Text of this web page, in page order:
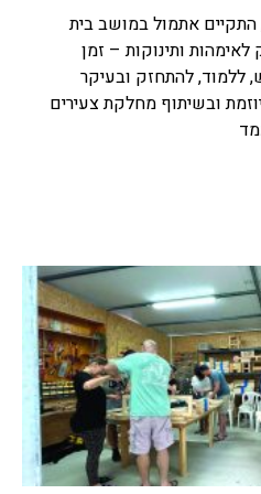
אתמול במושב בית
ותינוקות – זמן
ללמוד, להתחזק ובעיקר
ובשיתוף מחלקת צעירים